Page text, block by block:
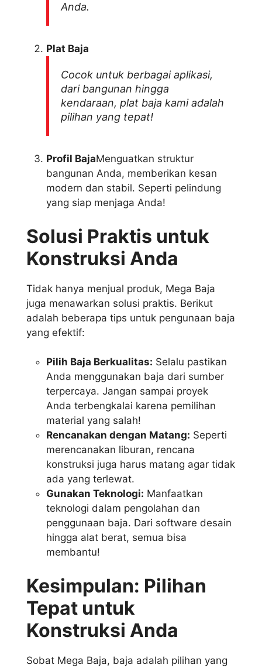
Anda.
Plat Baja
Cocok untuk berbagai aplikasi,
dari bangunan hingga
kendaraan, plat baja kami adalah
pilihan yang tepat!
Profil BajaMenguatkan struktur
bangunan Anda, memberikan kesan
modern dan stabil. Seperti pelindung
yang siap menjaga Anda!
Solusi Praktis untuk
Konstruksi Anda
Tidak hanya menjual produk, Mega Baja
juga menawarkan solusi praktis. Berikut
adalah beberapa tips untuk pengunaan baja
yang efektif:
Pilih Baja Berkualitas: Selalu pastikan
Anda menggunakan baja dari sumber
terpercaya. Jangan sampai proyek
Anda terbengkalai karena pemilihan
material yang salah!
Rencanakan dengan Matang: Seperti
merencanakan liburan, rencana
konstruksi juga harus matang agar tidak
ada yang terlewat.
Gunakan Teknologi: Manfaatkan
teknologi dalam pengolahan dan
penggunaan baja. Dari software desain
hingga alat berat, semua bisa
membantu!
Kesimpulan: Pilihan
Tepat untuk
Konstruksi Anda
Sobat Mega Baja, baja adalah pilihan yang